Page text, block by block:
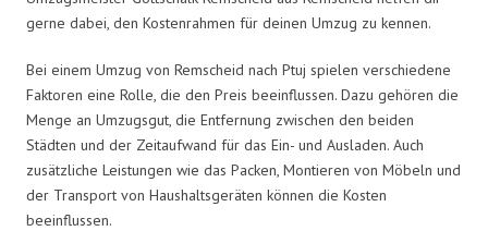
gerne dabei, den Kostenrahmen für deinen Umzug zu kennen.
Bei einem Umzug von Remscheid nach Ptuj spielen verschiedene
Faktoren eine Rolle, die den Preis beeinflussen. Dazu gehören die
Menge an Umzugsgut, die Entfernung zwischen den beiden
Städten und der Zeitaufwand für das Ein- und Ausladen. Auch
zusätzliche Leistungen wie das Packen, Montieren von Möbeln und
der Transport von Haushaltsgeräten können die Kosten
beeinflussen.